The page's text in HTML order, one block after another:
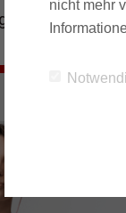
Deswegen
nicht mehr